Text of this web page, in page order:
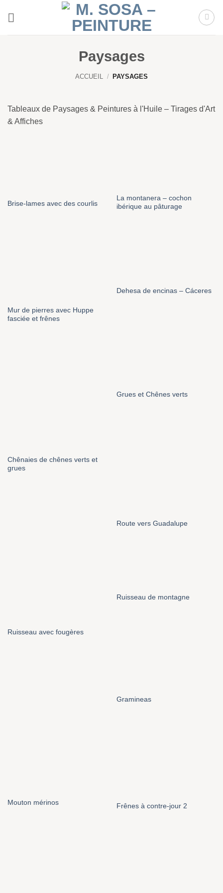
Paysages
ACCUEIL / PAYSAGES
Tableaux de Paysages & Peintures à l'Huile – Tirages d'Art
& Affiches
Brise-lames avec des courlis
La montanera – cochon
ibérique au pâturage
Mur de pierres avec Huppe
fasciée et frênes
Dehesa de encinas – Cáceres
Grues et Chênes verts
Chênaies de chênes verts et
grues
Route vers Guadalupe
Ruisseau avec fougères
Ruisseau de montagne
Gramineas
Mouton mérinos Frênes à contre-jour 2